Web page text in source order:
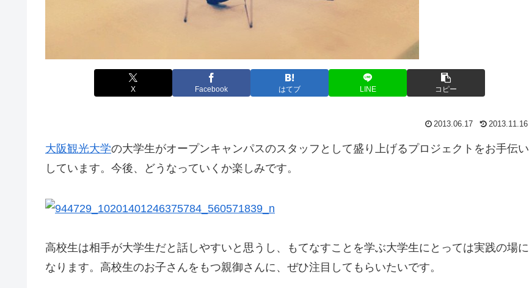
X Facebook はてブ LINE コピー
2013.06.17 2013.11.16
大阪観光大学の大学生がオープンキャンパスのスタッフとして盛り上げるプロジェクトをお手伝い
しています。今後、どうなっていくか楽しみです。
高校生は相手が大学生だと話しやすいと思うし、もてなすことを学ぶ大学生にとっては実践の場に
なります。高校生のお子さんをもつ親御さんに、ぜひ注目してもらいたいです。